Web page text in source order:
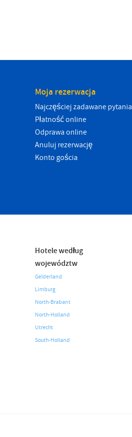
Moja rezerwacja
Najczęściej zadawane pytania
Płatność online
Odprawa online
Anuluj rezerwację
Konto gościa
Hotele według
województw
Gelderland
Limburg
North-Brabant
North-Holland
Utrecht
South-Holland